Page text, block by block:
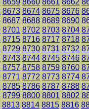
8673 8674 8675 8676
8687 8688 8689 8690
8701 8702 8703 8704
8715 8716 8717 8718
8729 8730 8731 8732
8743 8744 8745 8746
8757 8758 8759 8760
8771 8772 8773 8774
8785 8786 8787 8788
8799 8800 8801 8802
8813 8814 8815 8816